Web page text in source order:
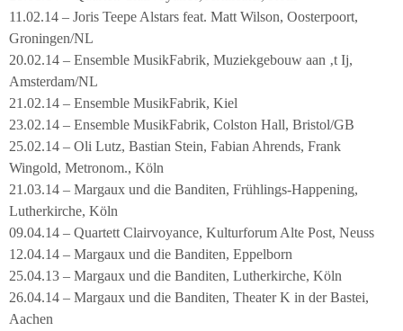
11.02.14 – Joris Teepe Alstars feat. Matt Wilson, Oosterpoort,
Groningen/NL
20.02.14 – Ensemble MusikFabrik, Muziekgebouw aan ‚t Ij,
Amsterdam/NL
21.02.14 – Ensemble MusikFabrik, Kiel
23.02.14 – Ensemble MusikFabrik, Colston Hall, Bristol/GB
25.02.14 – Oli Lutz, Bastian Stein, Fabian Ahrends, Frank
Wingold, Metronom., Köln
21.03.14 – Margaux und die Banditen, Frühlings-Happening,
Lutherkirche, Köln
09.04.14 – Quartett Clairvoyance, Kulturforum Alte Post, Neuss
12.04.14 – Margaux und die Banditen, Eppelborn
25.04.13 – Margaux und die Banditen, Lutherkirche, Köln
26.04.14 – Margaux und die Banditen, Theater K in der Bastei,
Aachen